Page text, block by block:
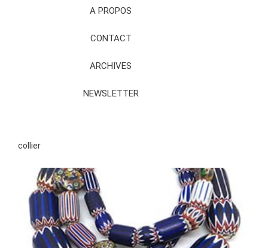
A PROPOS
CONTACT
ARCHIVES
NEWSLETTER
collier